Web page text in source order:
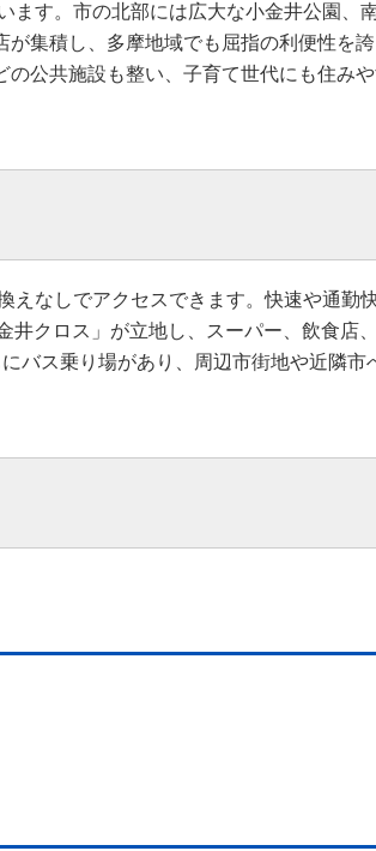
す。市の北部には広大な小金井公園、
集積し、多摩地域でも屈指の利便性を
公共施設も整い、子育て世代にも住み
なしでアクセスできます。快速や通勤
クロス」が立地し、スーパー、飲食店
バス乗り場があり、周辺市街地や近隣市